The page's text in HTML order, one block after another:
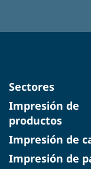
Sectores
Impresión de
productos
Impresión de
Impresión de